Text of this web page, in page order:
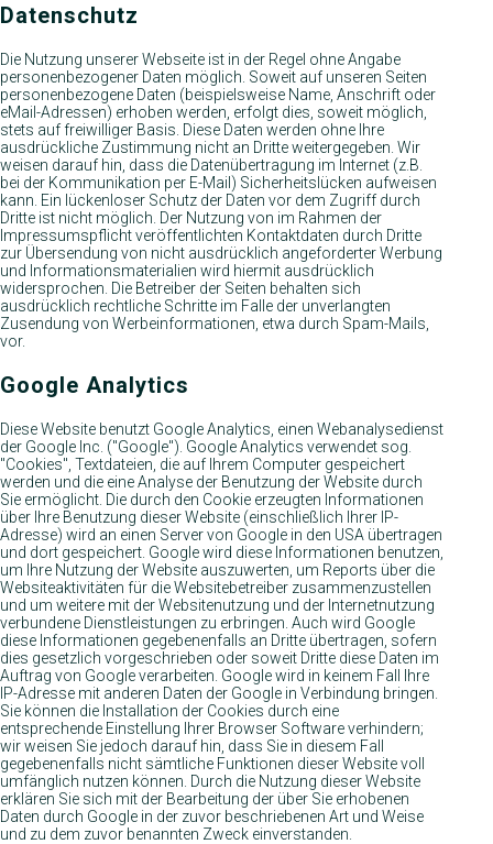
Datenschutz
Die Nutzung unserer Webseite ist in der Regel ohne Angabe
personenbezogener Daten möglich. Soweit auf unseren Seiten
personenbezogene Daten (beispielsweise Name, Anschrift oder
eMail-Adressen) erhoben werden, erfolgt dies, soweit möglich,
stets auf freiwilliger Basis. Diese Daten werden ohne Ihre
ausdrückliche Zustimmung nicht an Dritte weitergegeben. Wir
weisen darauf hin, dass die Datenübertragung im Internet (z.B.
bei der Kommunikation per E-Mail) Sicherheitslücken aufweisen
kann. Ein lückenloser Schutz der Daten vor dem Zugriff durch
Dritte ist nicht möglich. Der Nutzung von im Rahmen der
Impressumspflicht veröffentlichten Kontaktdaten durch Dritte
zur Übersendung von nicht ausdrücklich angeforderter Werbung
und Informationsmaterialien wird hiermit ausdrücklich
widersprochen. Die Betreiber der Seiten behalten sich
ausdrücklich rechtliche Schritte im Falle der unverlangten
Zusendung von Werbeinformationen, etwa durch Spam-Mails,
vor.
Google Analytics
Diese Website benutzt Google Analytics, einen Webanalysedienst
der Google Inc. ("Google"). Google Analytics verwendet sog.
"Cookies", Textdateien, die auf Ihrem Computer gespeichert
werden und die eine Analyse der Benutzung der Website durch
Sie ermöglicht. Die durch den Cookie erzeugten Informationen
über Ihre Benutzung dieser Website (einschließlich Ihrer IP-
Adresse) wird an einen Server von Google in den USA übertragen
und dort gespeichert. Google wird diese Informationen benutzen,
um Ihre Nutzung der Website auszuwerten, um Reports über die
Websiteaktivitäten für die Websitebetreiber zusammenzustellen
und um weitere mit der Websitenutzung und der Internetnutzung
verbundene Dienstleistungen zu erbringen. Auch wird Google
diese Informationen gegebenenfalls an Dritte übertragen, sofern
dies gesetzlich vorgeschrieben oder soweit Dritte diese Daten im
Auftrag von Google verarbeiten. Google wird in keinem Fall Ihre
IP-Adresse mit anderen Daten der Google in Verbindung bringen.
Sie können die Installation der Cookies durch eine
entsprechende Einstellung Ihrer Browser Software verhindern;
wir weisen Sie jedoch darauf hin, dass Sie in diesem Fall
gegebenenfalls nicht sämtliche Funktionen dieser Website voll
umfänglich nutzen können. Durch die Nutzung dieser Website
erklären Sie sich mit der Bearbeitung der über Sie erhobenen
Daten durch Google in der zuvor beschriebenen Art und Weise
und zu dem zuvor benannten Zweck einverstanden.